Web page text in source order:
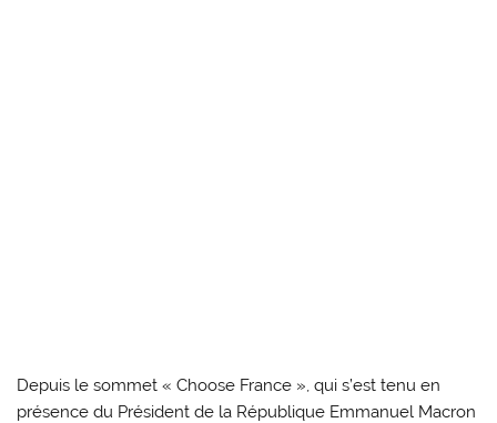
Depuis le sommet « Choose France », qui s’est tenu en
présence du Président de la République Emmanuel Macron